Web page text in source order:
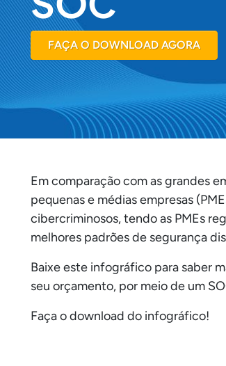
FAÇA O DOWNLOAD AGORA
Em comparação com as grandes
pequenas e médias empresas
cibercriminosos, tendo as PMEs
melhores padrões de segurança
Baixe este infográfico para saber
seu orçamento, por meio de um
Faça o download do infográfico!